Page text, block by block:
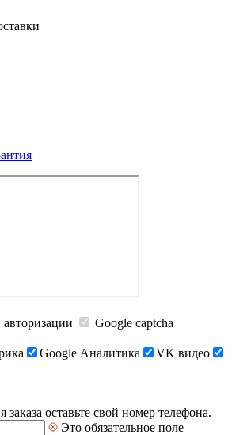
Google captcha
Google Аналитика
VK видео
оставьте свой номер телефона.
Это обязательное поле